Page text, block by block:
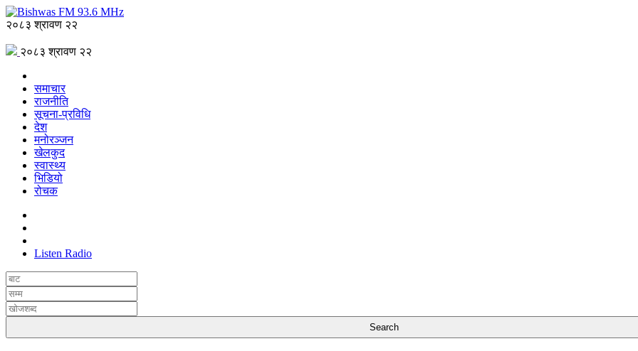
२०८३ श्रावण २२
२०८३ श्रावण २२
समाचार
राजनीति
सूचना-प्रविधि
देश
मनोरञ्जन
खेलकुद
स्वास्थ्य
भिडियो
रोचक
Listen Radio